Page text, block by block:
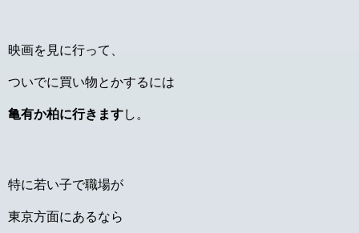
映画を見に行って、
ついでに買い物とかするには
亀有か柏に行きますし。
特に若い子で職場が
東京方面にあるなら